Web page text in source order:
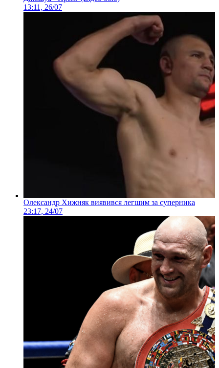
13:11, 26/07
Олександр Хижняк виявився легшим за суперника
23:17, 24/07